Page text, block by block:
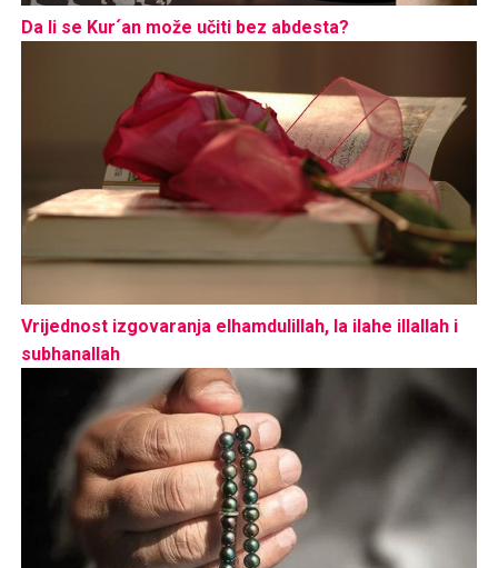
Da li se Kur´an može učiti bez abdesta?
Vrijednost izgovaranja elhamdulillah, la ilahe illallah i
subhanallah